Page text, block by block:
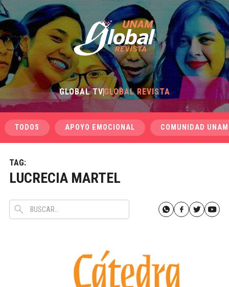
GLOBAL TVGLOBAL REVISTA
TODOS APOYO EMOCIONAL COMUNIDAD UNAM
TAG:
LUCRECIA MARTEL